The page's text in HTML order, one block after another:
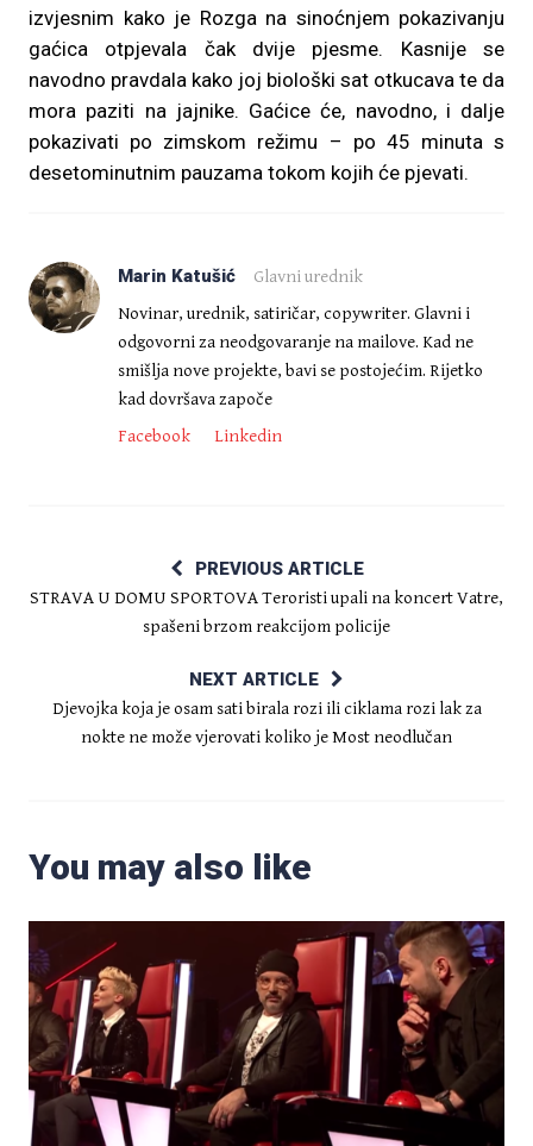
izvjesnim kako je Rozga na sinoćnjem pokazivanju
gaćica otpjevala čak dvije pjesme. Kasnije se
navodno pravdala kako joj biološki sat otkucava te da
mora paziti na jajnike. Gaćice će, navodno, i dalje
pokazivati po zimskom režimu – po 45 minuta s
desetominutnim pauzama tokom kojih će pjevati.
Marin Katušić
Glavni urednik
Novinar, urednik, satiričar, copywriter. Glavni i
odgovorni za neodgovaranje na mailove. Kad ne
smišlja nove projekte, bavi se postojećim. Rijetko
kad dovršava započe
Facebook
Linkedin
PREVIOUS ARTICLE
STRAVA U DOMU SPORTOVA Teroristi upali na koncert Vatre,
spašeni brzom reakcijom policije
NEXT ARTICLE
Djevojka koja je osam sati birala rozi ili ciklama rozi lak za
nokte ne može vjerovati koliko je Most neodlučan
You may also like